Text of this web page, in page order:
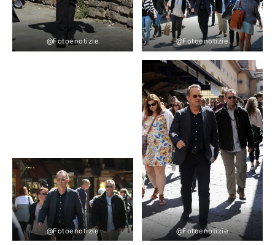
@Fotoenotizie @Fotoenotizie
@Fotoenotizie @Fotoenotizie